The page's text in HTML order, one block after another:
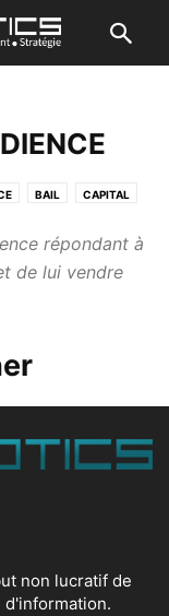
BAIL CAPITAL
répondant à
de lui vendre
non lucratif de
d'information.